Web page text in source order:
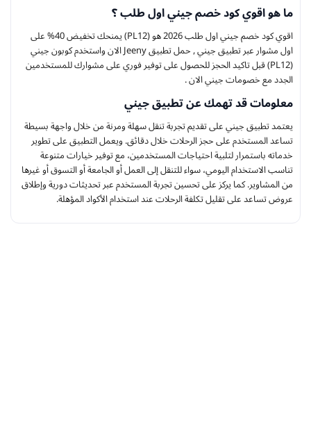
ما هو اقوي كود خصم جيني اول طلب ؟
اقوي كود خصم جيني اول طلب 2026 هو (PL12) يمنحك تخفيض 40% على
اول مشوار عبر تطبيق جيني , حمل تطبيق Jeeny الان واستخدم كوبون جيني
(PL12) قبل تاكيد الحجز للحصول على توفير فوري على مشوارك للمستخدمين
الجدد مع خصومات جيني الان .
معلومات قد تهمك عن تطبيق جيني
يعتمد تطبيق جيني على تقديم تجربة تنقل سهلة ومرنة من خلال واجهة بسيطة
تساعد المستخدم على حجز الرحلات خلال دقائق. ويعمل التطبيق على تطوير
خدماته باستمرار لتلبية احتياجات المستخدمين، مع توفير خيارات متنوعة
تناسب الاستخدام اليومي، سواء للتنقل إلى العمل أو الجامعة أو التسوق أو غيرها
من المشاوير. كما يركز على تحسين تجربة المستخدم عبر تحديثات دورية وإطلاق
عروض تساعد على تقليل تكلفة الرحلات عند استخدام الأكواد المؤهلة.